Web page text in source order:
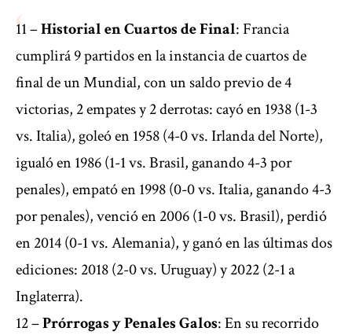
11 –Historial en Cuartos de Final: Francia
cumplirá 9 partidos en la instancia de cuartos de
final de un Mundial, con un saldo previo de 4
victorias, 2 empates y 2 derrotas: cayó en 1938 (1-3
vs. Italia), goleó en 1958 (4-0 vs. Irlanda del Norte),
igualó en 1986 (1-1 vs. Brasil, ganando 4-3 por
penales), empató en 1998 (0-0 vs. Italia, ganando 4-3
por penales), venció en 2006 (1-0 vs. Brasil), perdió
en 2014 (0-1 vs. Alemania), y ganó en las últimas dos
ediciones: 2018 (2-0 vs. Uruguay) y 2022 (2-1 a
Inglaterra).
12 –Prórrogas y Penales Galos: En su recorrido